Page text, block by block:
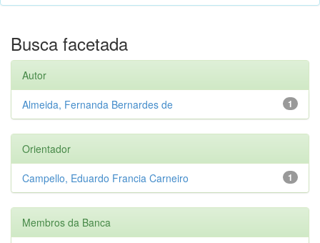
Busca facetada
Autor
1
Almeida, Fernanda Bernardes de
Orientador
1
Campello, Eduardo Francia Carneiro
Membros da Banca